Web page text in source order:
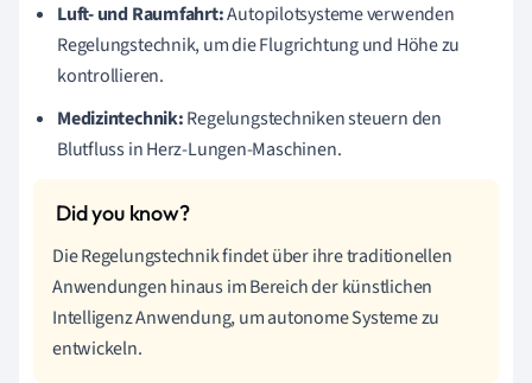
Luft- und Raumfahrt:Autopilotsysteme verwenden
Regelungstechnik, um die Flugrichtung und Höhe zu
kontrollieren.
Medizintechnik:Regelungstechniken steuern den
Blutfluss in Herz-Lungen-Maschinen.
Die Regelungstechnik findet über ihre traditionellen
Anwendungen hinaus im Bereich der künstlichen
Intelligenz Anwendung, um autonome Systeme zu
entwickeln.